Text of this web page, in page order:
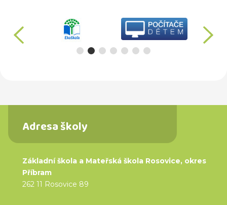
předchozí
Adresa školy
Základní škola a Mateřská škola Rosovice, okres
Příbram
262 11 Rosovice 89